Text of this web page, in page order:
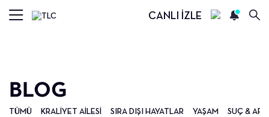
CANLI İZLE
BLOG
TÜMÜ KRALIYET AILESI SIRA DIŞI HAYATLAR YAŞAM SUÇ &